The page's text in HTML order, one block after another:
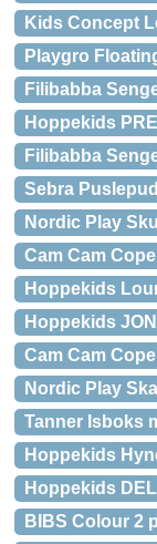
Kids Concept
Playgro
Filibabba
Hoppekids
Filibabba
Sebra
Nordic Play
Cam Cam
Hoppekids
Hoppekids
Cam Cam
Nordic Play
Tanner Isboks
Hoppekids
Hoppekids
BIBS Colour 2